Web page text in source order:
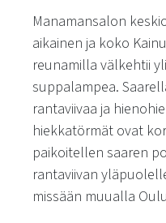
Manamansalon
aikainen ja koko
reunamilla välkehtii
suppalampea.
rantaviivaa ja
hiekkatörmät ovat
paikoitellen saaren
rantaviivan
missään muualla